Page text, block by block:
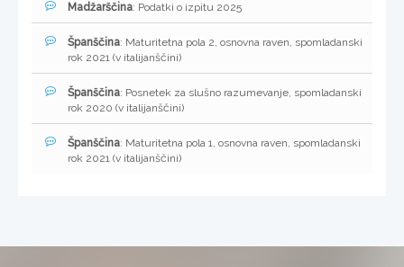
Madžarščina: Podatki o izpitu 2025
Španščina: Maturitetna pola 2, osnovna raven, spomladanski
rok 2021 (v italijanščini)
Španščina: Posnetek za slušno razumevanje, spomladanski
rok 2020 (v italijanščini)
Španščina: Maturitetna pola 1, osnovna raven, spomladanski
rok 2021 (v italijanščini)